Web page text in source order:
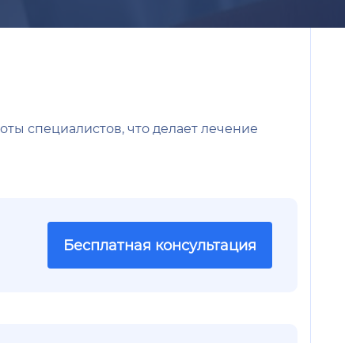
специалистов, что делает лечение
Бесплатная консультация